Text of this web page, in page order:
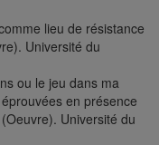
lieu de résistance
Université du
ou le jeu dans ma
en présence
Université du